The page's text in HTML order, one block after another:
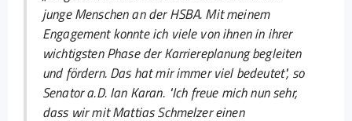
junge Menschen an der HSBA. Mit meinem
Engagement konnte ich viele von ihnen in ihrer
wichtigsten Phase der Karriereplanung begleiten
und fördern. Das hat mir immer viel bedeutet", so
Senator a.D. Ian Karan. "Ich freue mich nun sehr,
dass wir mit Mattias Schmelzer einen